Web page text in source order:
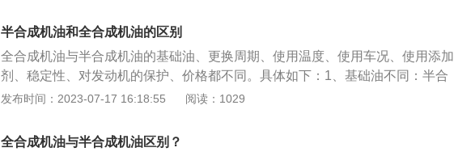
长，清洁发动机；半合成机油使用的添加剂TBN含量低，机油保养周期缩短，会
产生硫化盐灰。六：对发动机的保护不同。全合成机油性能方面比半合成机油更
加优秀，因此，全合成机油对发动机的保护和清洁发动机内部的效果要比半合成
高。全合成机油也并不是适用于任何车辆，对于陈旧的老车建议使用半合成机
机油的情况，这种情况下选择高粘度的半合成机油更合适。
广；4、成本价格不同：全合成机油制造成本更高，价格更贵；5、适用车况不
同：半合成机油适用于经济型汽车，而全合成机油更适用于要求更高的高挡车
型。6、使用添加剂的不同：全合成机油使用的添加剂TBN含量高，使得机油寿
命越长；半合成机油使用的添加剂TBN含量低，机油保养周期缩短；7、稳定性
不同：优质基础油和优良添加剂组成全合成机油，所以全合成机油波动性更小、
弱；8、对发动机的保护不同：全合成机油对发动机的保护更好。鉴于全合成机
半合成机油和全合成机油的区别
全合成机油与半合成机油的基础油、更换周期、使用温度、使用车况、使用添加
剂、稳定性、对发动机的保护、价格都不同。具体如下：1、基础油不同：半合
成机油使用的是第三类基础油，全合成机油是由用的是第三、四、五类基础油混
次，全合成机油在使用过程中一年或者10000公里更换一次；3、使用温度不同：
发布时间：2023-07-17 16:18:55 阅读：1029
全合成机油与半合成机油区别？